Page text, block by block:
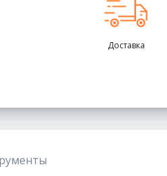
Доставка